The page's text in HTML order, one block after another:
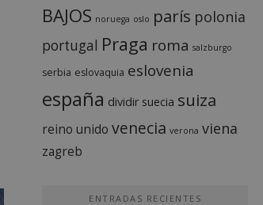
BAJOS noruega oslo parís polonia
portugal Praga roma salzburgo
serbia eslovaquia eslovenia
españa dividir suecia suiza
reino unido venecia verona viena
zagreb
ENTRADAS RECIENTES